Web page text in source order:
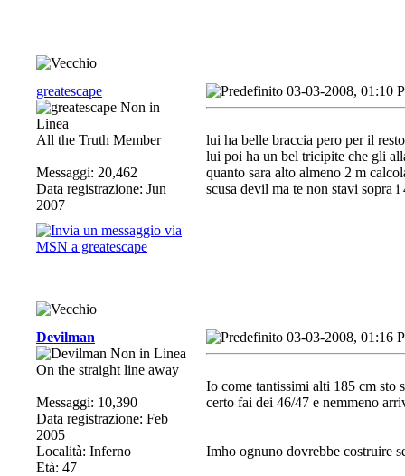
greatescape
All the Truth Member
Messaggi: 20,462
Data registrazione: Jun
2007
03-03-2008, 01:10
lui ha belle braccia pero per il
lui poi ha un bel tricipite che gli
quanto sara alto almeno 2 m
scusa devil ma te non stavi sopra
Devilman
On the straight line away
Messaggi: 10,390
Data registrazione: Feb
2005
Località: Inferno
Età: 47
03-03-2008, 01:16
Io come tantissimi alti 185 cm sto
certo fai dei 46/47 e nemmeno
Imho ognuno dovrebbe costruire